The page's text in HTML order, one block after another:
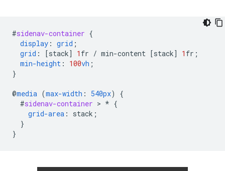
#sidenav-container {
display : grid ;
grid : [stack] 1 fr / min-content [stack] 1 fr ;
min-height : 100vh ;
}
@media (max-width : 540px)
{
#sidenav-container > * {
grid-area : stack ;
}
}